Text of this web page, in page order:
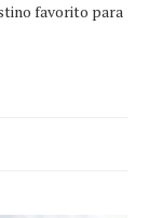
favorito para